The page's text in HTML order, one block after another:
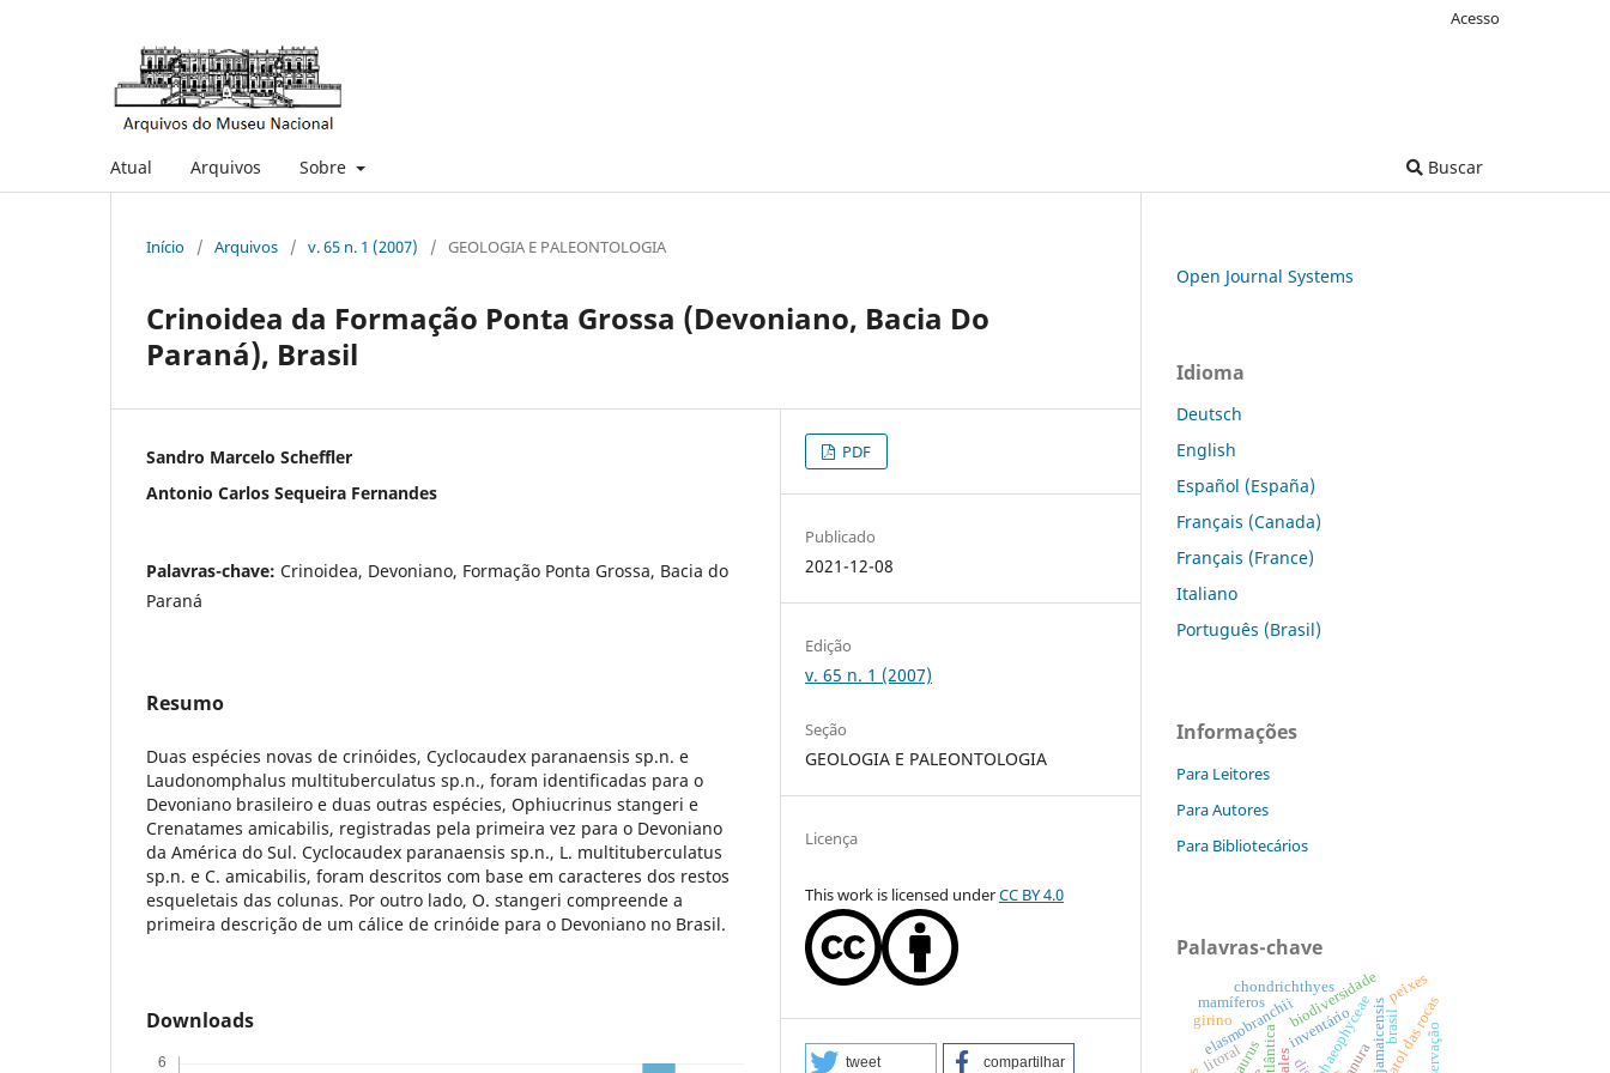
Atual Arquivos Sobre Buscar
Acesso
Início / Arquivos / v. 65 n. 1 (2007) / GEOLOGIA E PALEONTOLOGIA
Crinoidea da Formação Ponta Grossa (Devoniano, Bacia Do
Paraná), Brasil
Sandro Marcelo Scheffler
Antonio Carlos Sequeira Fernandes
Palavras-chave: Crinoidea, Devoniano, Formação Ponta Grossa, Bacia do
Paraná
Resumo
Duas espécies novas de crinóides, Cyclocaudex paranaensis sp.n. e
Laudonomphalus multituberculatus sp.n., foram identificadas para o
Devoniano brasileiro e duas outras espécies, Ophiucrinus stangeri e
Crenatames amicabilis, registradas pela primeira vez para o Devoniano
da América do Sul. Cyclocaudex paranaensis sp.n., L. multituberculatus
sp.n. e C. amicabilis, foram descritos com base em caracteres dos restos
esqueletais das colunas. Por outro lado, O. stangeri compreende a
primeira descrição de um cálice de crinóide para o Devoniano no Brasil.
Downloads
PDF
Publicado
2021-12-08
Edição
v. 65 n. 1 (2007)
Seção
GEOLOGIA E PALEONTOLOGIA
Licença
This work is licensed underCC BY 4.0
tweet compartilhar
Open Journal Systems
Idioma
Deutsch
English
Español (España)
Français (Canada)
Français (France)
Italiano
Português (Brasil)
Informações
Para Leitores
Para Autores
Para Bibliotecários
Palavras-chave
phaeophyceaeatol das rocas
brasil
biodiversidade
inventário
chondrichthyes
elasmobranchii
litoral
mamíferos peixes
anura
girino